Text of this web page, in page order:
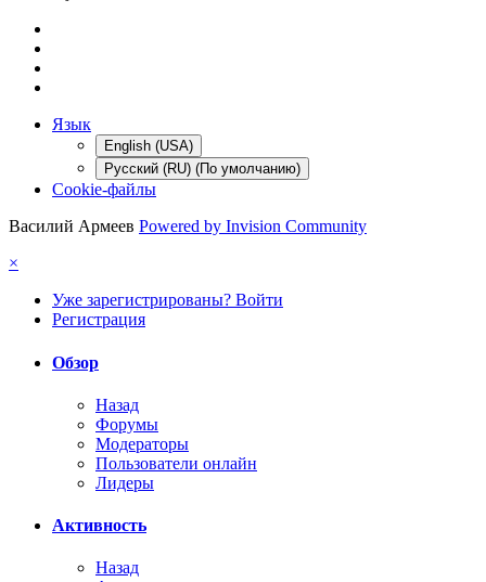
Язык
English (USA)
Русский (RU) (По умолчанию)
Cookie-файлы
Василий Армеев Powered by Invision Community
×
Уже зарегистрированы? Войти
Регистрация
Обзор
Назад
Форумы
Модераторы
Пользователи онлайн
Лидеры
Активность
Назад